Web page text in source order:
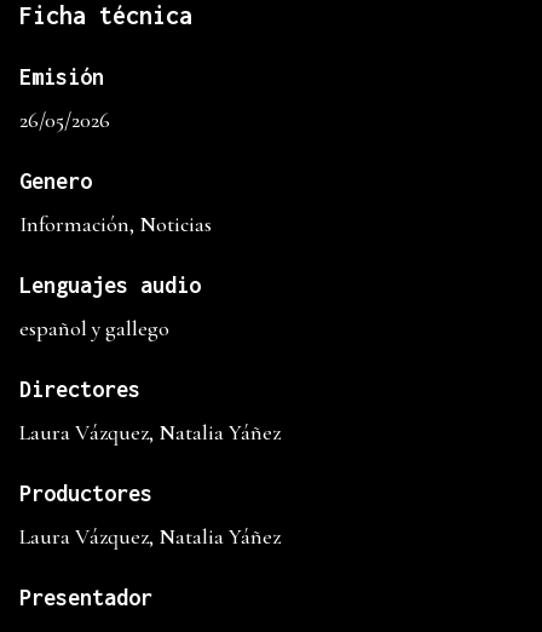
Ficha técnica
Emisión
26/05/2026
Genero
Información, Noticias
Lenguajes audio
español y gallego
Directores
Laura Vázquez, Natalia Yáñez
Productores
Laura Vázquez, Natalia Yáñez
Presentador